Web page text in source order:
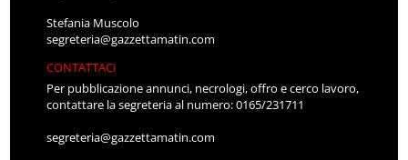
Stefania Muscolo
segreteria@gazzettamatin.com
CONTATTACI
Per pubblicazione annunci, necrologi, offro e cerco lavoro,
contattare la segreteria al numero: 0165/231711
segreteria@gazzettamatin.com